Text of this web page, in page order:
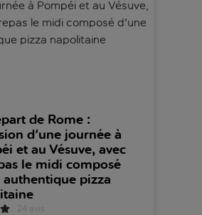
de Rome :
d'une journée à
et au Vésuve, avec
le midi composé
pizza
24 avis